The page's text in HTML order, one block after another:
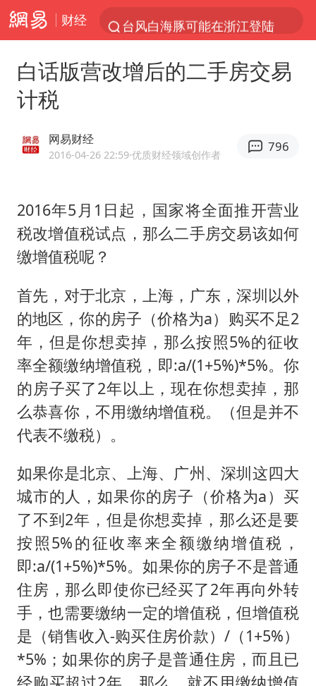
财经
台风白海豚可能在浙江登陆
因凡蒂诺首次公开道歉
FIFA官方支持因凡蒂诺
谷歌首席科学家Jeff Dean离职创业
人贩子“梅姨”真实姓名曝光
一枚俄导弹都没击落 泽连斯基发声
多专业取消艺考 文化工作者要有文化
“银行午休1.5小时”留个窗口行不行
41岁女子为鼓励女儿考上985研究生
总书记关心百姓身边这些民生大事
白话版营改增后的二手房交易
计税
网易财经
2016-04-26 22:59·优质财经领域创作者
796
2016年5月1日起，国家将全面推开营业
税改增值税试点，那么二手房交易该如何
缴增值税呢？
首先，对于北京，上海，广东，深圳以外
的地区，你的房子（价格为a）购买不足2
年，但是你想卖掉，那么按照5%的征收
率全额缴纳增值税，即:a/(1+5%)*5%。你
的房子买了2年以上，现在你想卖掉，那
么恭喜你，不用缴纳增值税。（但是并不
代表不缴税）。
如果你是北京、上海、广州、深圳这四大
城市的人，如果你的房子（价格为a）买
了不到2年，但是你想卖掉，那么还是要
按照5%的征收率来全额缴纳增值税，
即:a/(1+5%)*5%。如果你的房子不是普通
住房，那么即使你已经买了2年再向外转
手，也需要缴纳一定的增值税，但增值税
是（销售收入-购买住房价款）/（1+5%）
*5%；如果你的房子是普通住房，而且已